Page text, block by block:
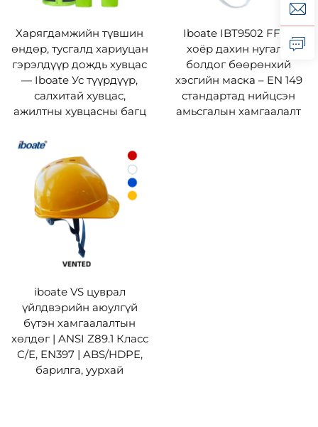
Харягдамжийн түвшин
өндөр, тусгалд хариуцан
гэрэлдүүр дождь хувцас
— Iboate Ус түүрдүүр,
салхитай хувцас,
ажилтны хувцасны багц
Iboate IBT9502 FFP2
хоёр дахин нугалж
болдог бөөрөнхий
хэсгийн маска – EN 149
стандартад нийцсэн
амьсгалын хамгаалалт
iboate VS цуврал
үйлдвэрийн аюулгүй
бүтэн хамгаалалтын
хөлдөг | ANSI Z89.1 Класс
C/E, EN397 | ABS/HDPE,
барилга, уурхай